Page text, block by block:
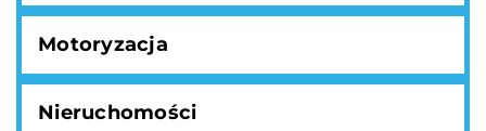
Motoryzacja
Nieruchomości